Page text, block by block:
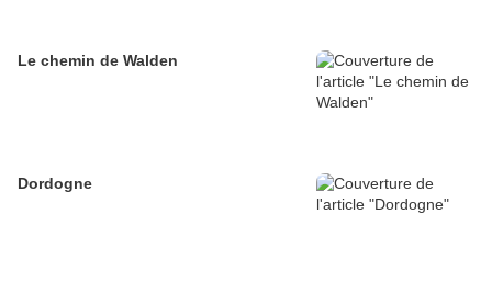
Le chemin de Walden
Dordogne